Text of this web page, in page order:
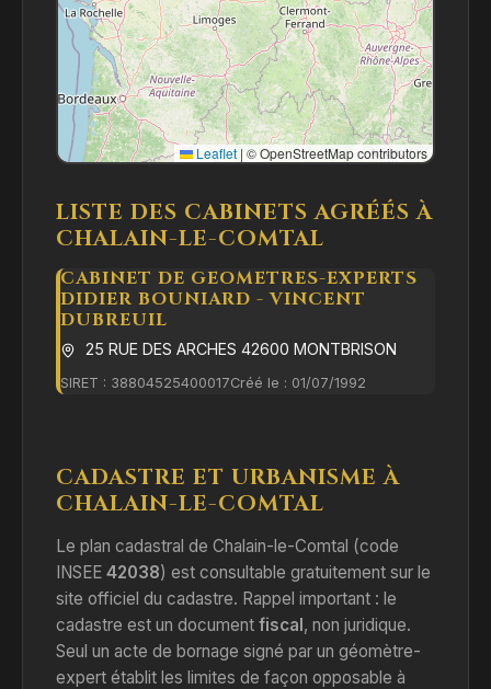
Leaflet | © OpenStreetMap contributors
LISTE DES CABINETS AGRÉÉS À
CHALAIN-LE-COMTAL
CABINET DE GEOMETRES-EXPERTS
DIDIER BOUNIARD - VINCENT
DUBREUIL
25 RUE DES ARCHES 42600 MONTBRISON
SIRET : 38804525400017Créé le : 01/07/1992
CADASTRE ET URBANISME À
CHALAIN-LE-COMTAL
Le plan cadastral de Chalain-le-Comtal (code
INSEE 42038) est consultable gratuitement sur le
site officiel du cadastre. Rappel important : le
cadastre est un document fiscal, non juridique.
Seul un acte de bornage signé par un géomètre-
expert établit les limites de façon opposable à